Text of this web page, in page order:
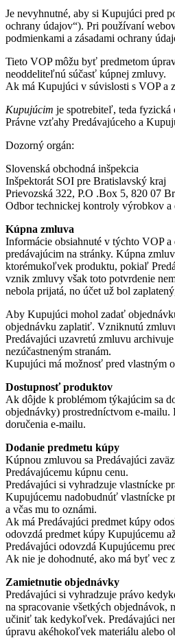
Je nevyhnutné, aby si Kupujúci pred
ochrany údajov“). Pri používaní
podmienkami a zásadami ochrany
Tieto VOP môžu byť predmetom
neoddeliteľnú súčasť kúpnej zmluvy.
Ak má Kupujúci v súvislosti s VOP a
Kupujúcim je spotrebiteľ, teda fyzická
Právne vzťahy Predávajúceho a
Dozorný orgán:
Slovenská obchodná inšpekcia
Inšpektorát SOI pre Bratislavský kraj
Prievozská 322, P.O .Box 5, 820 07
Odbor technickej kontroly výrobkov a
Kúpna zmluva
Informácie obsiahnuté v týchto VOP
predávajúcim na stránky. Kúpna
ktorémukoľvek produktu, pokiaľ
vznik zmluvy však toto potvrdenie
nebola prijatá, no účet už bol
Aby Kupujúci mohol zadať
objednávku zaplatiť. Vzniknutú
Predávajúci uzavretú zmluvu
nezúčastneným stranám.
Kupujúci má možnosť pred vlastným
Dostupnosť produktov
Ak dôjde k problémom týkajúcim sa
objednávky) prostredníctvom e-
doručenia e-mailu.
Dodanie predmetu kúpy
Kúpnou zmluvou sa Predávajúci
Predávajúcemu kúpnu cenu.
Predávajúci si vyhradzuje vlastnícke
Kupujúcemu nadobudnúť vlastnícke
a včas mu to oznámi.
Ak má Predávajúci predmet kúpy
odovzdá predmet kúpy Kupujúcemu
Predávajúci odovzdá Kupujúcemu
Ak nie je dohodnuté, ako má byť vec
Zamietnutie objednávky
Predávajúci si vyhradzuje právo
na spracovanie všetkých objednávok,
učiniť tak kedykoľvek. Predávajúci
úpravu akéhokoľvek materiálu alebo